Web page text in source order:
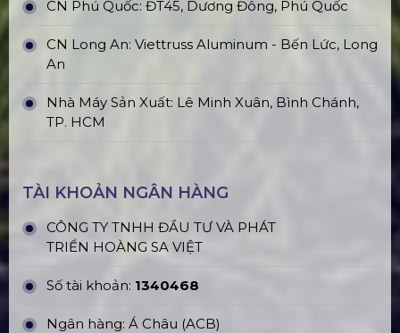
CN Phú Quốc: ĐT45, Dương Đông, Phú Quốc
CN Long An: Viettruss Aluminum - Bến Lức, Long
An
Nhà Máy Sản Xuất: Lê Minh Xuân, Bình Chánh,
TP. HCM
TÀI KHOẢN NGÂN HÀNG
CÔNG TY TNHH ĐẦU TƯ VÀ PHÁT
TRIỂN HOÀNG SA VIỆT
Số tài khoản: 1340468
Ngân hàng: Á Châu (ACB)